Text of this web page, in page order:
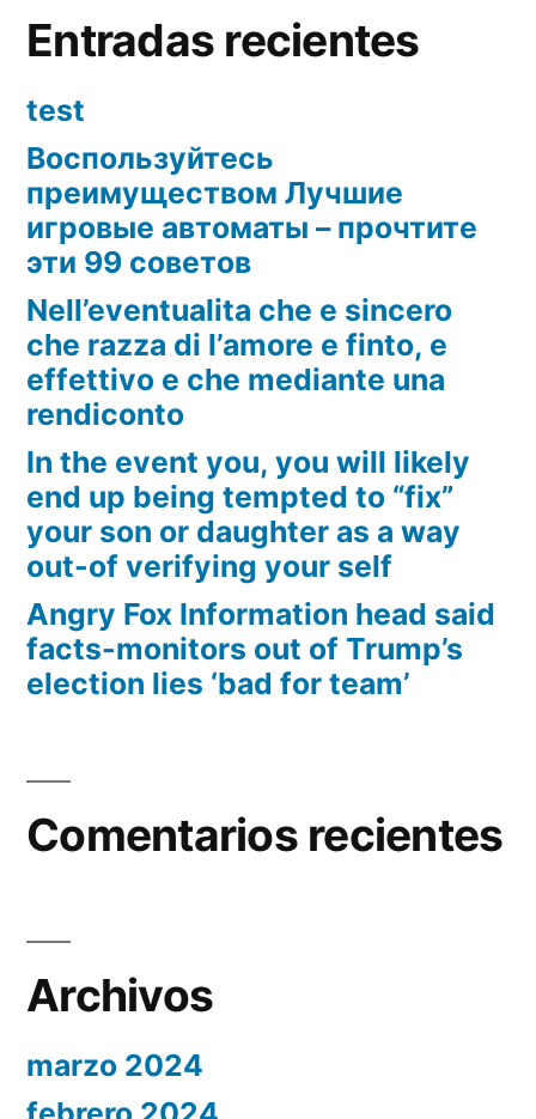
Entradas recientes
test
Воспользуйтесь
преимуществом Лучшие
игровые автоматы – прочтите
эти 99 советов
Nell’eventualita che e sincero
che razza di l’amore e finto, e
effettivo e che mediante una
rendiconto
In the event you, you will likely
end up being tempted to “fix”
your son or daughter as a way
out-of verifying your self
Angry Fox Information head said
facts-monitors out of Trump’s
election lies ‘bad for team’
Comentarios recientes
Archivos
marzo 2024